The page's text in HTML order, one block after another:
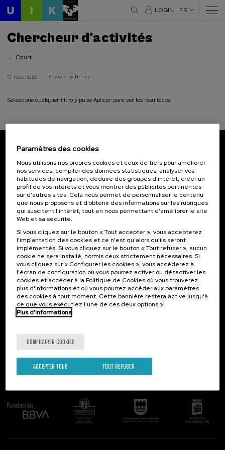
LOGIN FR
Chercheur d'activités
Court
0 résultats Effacer les filtres
Seleccione cualquier filtro y pulse Aplicar para ver los resultados
Inscrivez-vous pour être le premier à recevoir les
actualités de l'UIK.
S'abonner
Contact
Palacio Miramar
Paseo de Miraconcha, 48
20007 Donostia / San Sebastián
Gipuzkoa, Spain
Contactez-nous!
Intéressant...
Activités précédentes
Suivez-nous
Paramètres des cookies
Nous utilisons nos propres cookies et ceux de tiers pour améliorer
nos services, compiler des données statistiques, analyser vos
habitudes de navigation, déduire des groupes d’intérêt, créer un
profil de vos intérêts et vous montrer des publicités pertinentes
sur d’autres sites. Cela nous permet de personnaliser le contenu
que nous proposons et d’obtenir des informations sur les rubriques
qui suscitent l’intérêt, tout en nous permettant d’améliorer le site
Web et sa sécurité.
Si vous cliquez sur le bouton « Tout accepter », vous accepterez
l'implantation des cookies et ce n'est qu'alors qu'ils seront
implémentés. Si vous cliquez sur le bouton « Tout refuser », aucun
cookie ne sera installé, hormis ceux strictement nécessaires. Si
vous cliquez sur « Configurer les cookies », vous accéderez à
l'écran de configuration où vous pourrez activer ou désactiver les
cookies et accéder à la Politique de Cookies où vous trouverez
plus d'informations et où vous pourrez accéder aux paramètres
des cookies à tout moment. Cette bannière restera active jusqu'à
ce que vous exécutiez l'une de ces deux options »
Plus d'informations
CONFIGURER COOKIES
TOUT REFUSER
ACCEPTER TOUS